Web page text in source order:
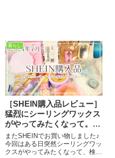
暮らし
［SHEIN購入品レビュー］
猛烈にシーリングワックス
がやってみたくなって。自
由研究にもアリ！？2024
年7月
またSHEINでお買い物しました♪
今回はある日突然シーリングワッ
クスがやってみたくなって、検索